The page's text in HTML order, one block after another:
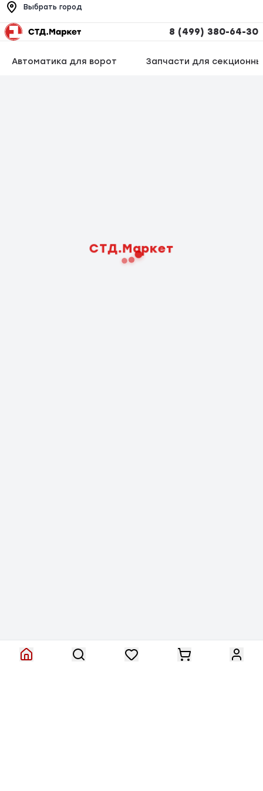
Выбрать город
8 (499) 380-64-30
Автоматика для ворот Запчасти для
СТД.Маркет